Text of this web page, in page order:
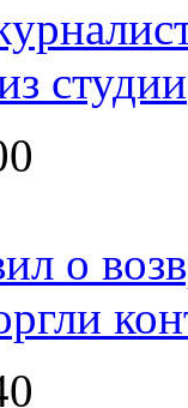
студии
о